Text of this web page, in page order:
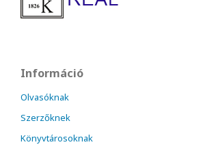
Információ
Olvasóknak
Szerzőknek
Könyvtárosoknak